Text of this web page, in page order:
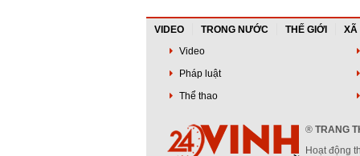
VIDEO TRONG NƯỚC THẾ GIỚI
XÃ
Video
Pháp luật
Thể thao
® TRANG
Hoạt động